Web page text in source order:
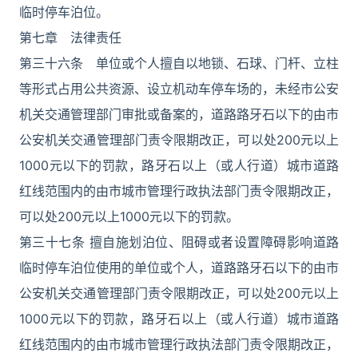
临时停车泊位。
第七章 法律责任
第三十六条 单位或个人擅自以地锁、石球、门杆、立柱
等形式占用公共资源、设立机动车停车场的，未经市公安
机关交通管理部门审批或备案的，道路路牙石以下的由市
公安机关交通管理部门责令限期改正，可以处200元以上
1000元以下的罚款，路牙石以上（或人行道）城市道路
红线范围内的由市城市管理行政执法部门责令限期改正，
可以处200元以上1000元以下的罚款。
第三十七条 擅自施划泊位、阻碍或者设置障碍影响道路
临时停车泊位使用的单位或个人，道路路牙石以下的由市
公安机关交通管理部门责令限期改正，可以处200元以上
1000元以下的罚款，路牙石以上（或人行道）城市道路
红线范围内的由市城市管理行政执法部门责令限期改正，